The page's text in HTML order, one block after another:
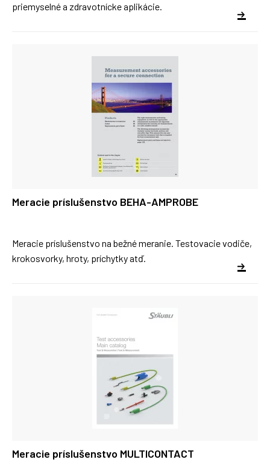
priemyselné a zdravotnícke aplikácie.
Meracie príslušenstvo BEHA-AMPROBE
Meracie príslušenstvo na bežné meranie. Testovacie vodiče,
krokosvorky, hroty, príchytky atď.
Meracie príslušenstvo MULTICONTACT